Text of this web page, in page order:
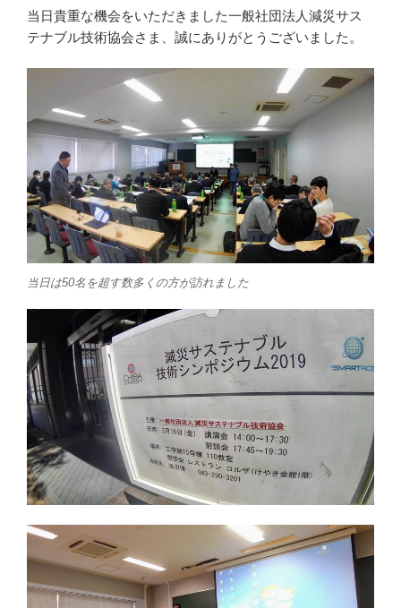
当日貴重な機会をいただきました一般社団法人減災サス
テナブル技術協会さま、誠にありがとうございました。
当日は50名を超す数多くの方が訪れました